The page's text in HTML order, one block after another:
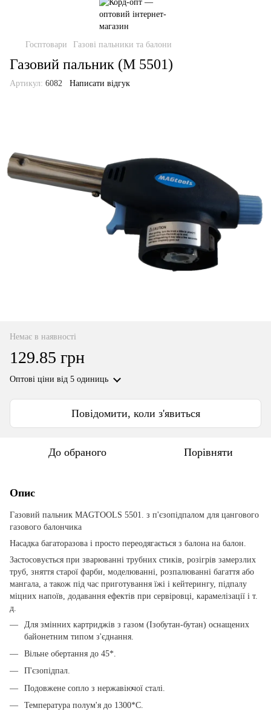
Госптовари Газові пальники та балони
Газовий пальник (М 5501)
Артикул: 6082 Написати відгук
Немає в наявності
129.85 грн
Оптові ціни від 5 одиниць
Повідомити, коли з'явиться
До обраного Порівняти
Опис
Газовий пальник MAGTOOLS 5501. з п'єзопідпалом для цангового
газового балончика
Насадка багаторазова і просто переодягається з балона на балон.
Застосовується при зварюванні трубних стиків, розігрів замерзлих
труб, зняття старої фарби, моделюванні, розпалюванні багаття або
мангала, а також під час приготування їжі і кейтерингу, підпалу
міцних напоїв, додавання ефектів при сервіровці, карамелізації і т.
д.
Для змінних картриджів з газом (Ізобутан-бутан) оснащених
байонетним типом з'єднання.
Вільне обертання до 45*.
П'єзопідпал.
Подовжене сопло з нержавіючої сталі.
Температура полум'я до 1300*С.